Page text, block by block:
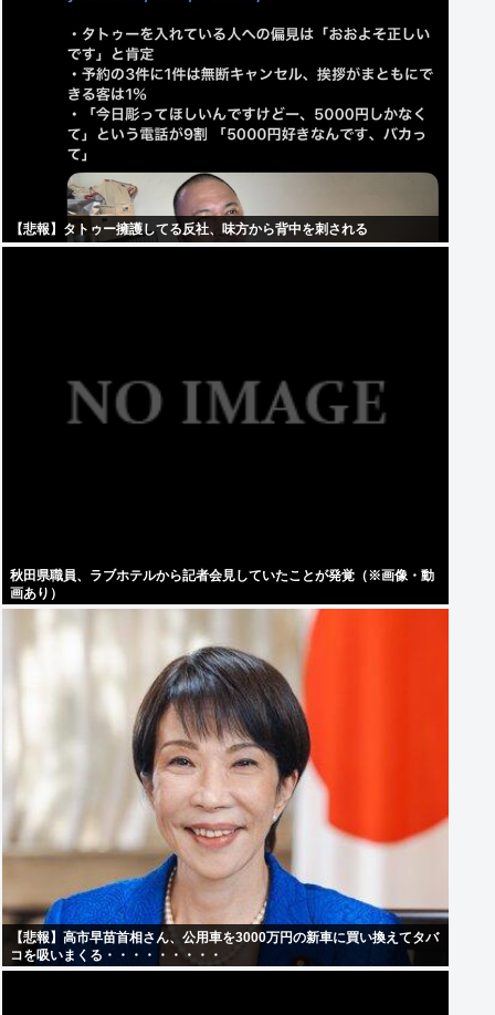
【悲報】タトゥー擁護してる反社、味方から背中を刺される
秋田県職員、ラブホテルから記者会見していたことが発覚（※画像・動
画あり）
【悲報】高市早苗首相さん、公用車を3000万円の新車に買い換えてタバ
コを吸いまくる・・・・・・・・・